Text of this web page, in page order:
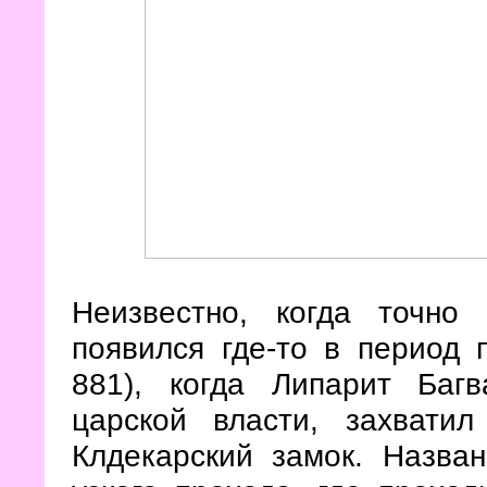
Неизвестно, когда
появился где-то в
881), когда Липарит
царской власти,
Клдекарский замок.